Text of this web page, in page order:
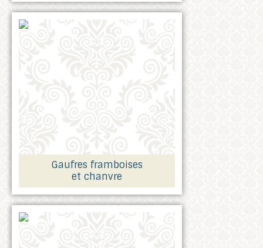
Gaufres framboises
et chanvre